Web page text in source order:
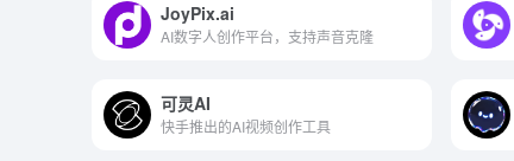
JoyPix.ai
AI数字人创作平台，支持声音克隆
可灵AI
快手推出的AI视频创作工具